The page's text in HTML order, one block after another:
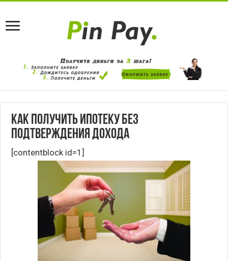
Как получить ипотеку без
подтверждения дохода
[contentblock id=1]